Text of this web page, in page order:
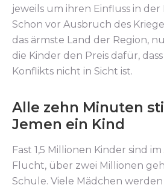
jeweils um ihren Einfluss in
Schon vor Ausbruch des
das ärmste Land der Region,
die Kinder den Preis dafür,
Konflikts nicht in Sicht ist.
Alle zehn Minuten
Jemen ein Kind
Fast 1,5 Millionen Kinder sind
Flucht, über zwei Millionen
Schule. Viele Mädchen